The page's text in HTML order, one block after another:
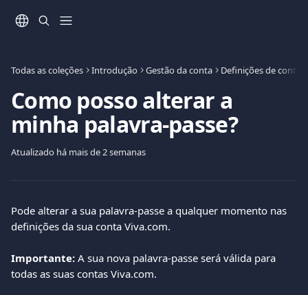
Todas as coleções Introdução Gestão da conta Definições de conta
Como posso alterar a
minha palavra-passe?
Atualizado há mais de 2 semanas
Pode alterar a sua palavra-passe a qualquer momento nas
definições da sua conta Viva.com.
Importante: A sua nova palavra-passe será válida para
todas as suas contas Viva.com.